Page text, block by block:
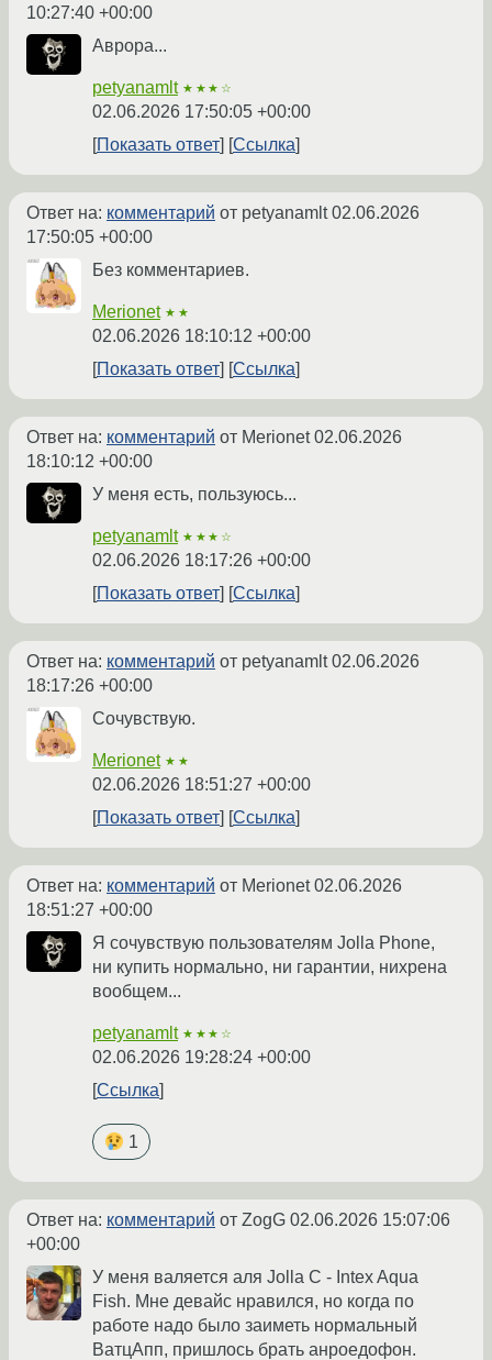
10:27:40 +00:00
Аврора...
petyanamlt ★★★☆
02.06.2026 17:50:05 +00:00
Показать ответ
Ссылка
Ответ на: комментарий от petyanamlt02.06.2026
17:50:05 +00:00
Без комментариев.
Merionet ★★
02.06.2026 18:10:12 +00:00
Показать ответ
Ссылка
Ответ на: комментарий от Merionet02.06.2026
18:10:12 +00:00
У меня есть, пользуюсь...
petyanamlt ★★★☆
02.06.2026 18:17:26 +00:00
Показать ответ
Ссылка
Ответ на: комментарий от petyanamlt02.06.2026
18:17:26 +00:00
Сочувствую.
Merionet ★★
02.06.2026 18:51:27 +00:00
Показать ответ
Ссылка
Ответ на: комментарий от Merionet02.06.2026
18:51:27 +00:00
Я сочувствую пользователям Jolla Phone,
ни купить нормально, ни гарантии, нихрена
вообщем...
petyanamlt ★★★☆
02.06.2026 19:28:24 +00:00
Ссылка
1
Ответ на: комментарий от ZogG 02.06.2026 15:07:06
+00:00
У меня валяется аля Jolla C - Intex Aqua
Fish. Мне девайс нравился, но когда по
работе надо было заиметь нормальный
ВатцАпп, пришлось брать анроедофон.